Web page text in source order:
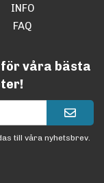
INFO
FAQ
våra bästa
till våra nyhetsbrev.